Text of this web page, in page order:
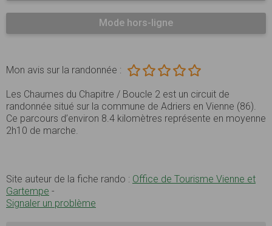
Mode hors-ligne
Mon avis sur la randonnée :
Les Chaumes du Chapitre / Boucle 2 est un circuit de
randonnée situé sur la commune de Adriers en Vienne (86).
Ce parcours d’environ 8.4 kilomètres représente en moyenne
2h10 de marche.
Site auteur de la fiche rando : Office de Tourisme Vienne et
Gartempe -
Signaler un problème